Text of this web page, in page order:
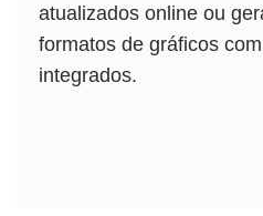
atualizados online ou
formatos de gráficos
integrados.